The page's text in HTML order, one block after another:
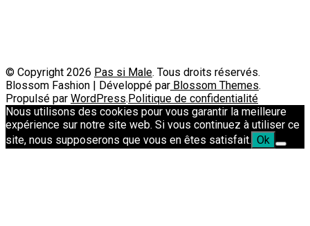
© Copyright 2026 Pas si Male. Tous droits réservés.
Blossom Fashion | Développé par Blossom Themes.
Propulsé par WordPress.Politique de confidentialité
Nous utilisons des cookies pour vous garantir la meilleure
expérience sur notre site web. Si vous continuez à utiliser ce
site, nous supposerons que vous en êtes satisfait. Ok